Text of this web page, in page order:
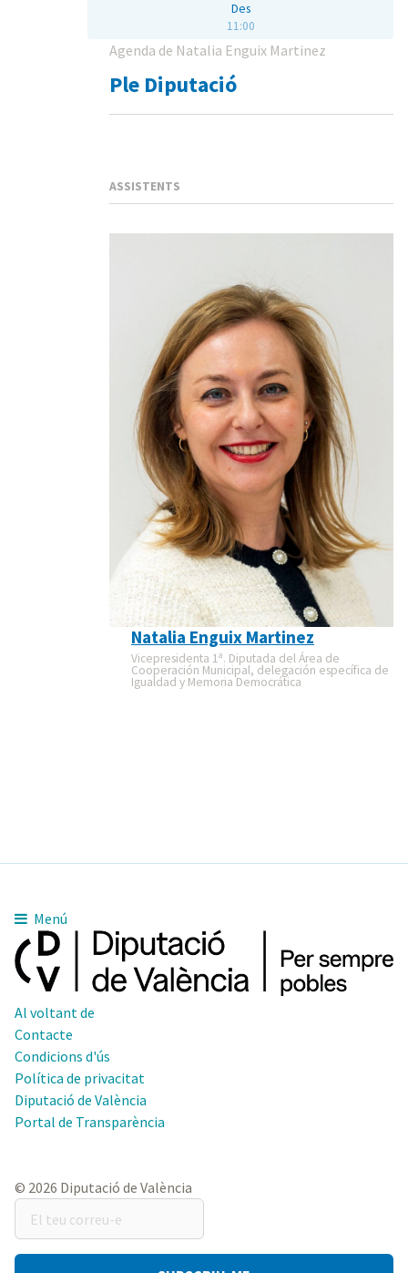
Des
11:00
Agenda de Natalia Enguix Martinez
Ple Diputació
ASSISTENTS
Natalia Enguix Martinez
Vicepresidenta 1ª. Diputada del Área de
Cooperación Municipal, delegación específica de
Igualdad y Memoria Democrática
Menú
Al voltant de
Contacte
Condicions d'ús
Política de privacitat
Diputació de València
Portal de Transparència
© 2026 Diputació de València
teu
correu-